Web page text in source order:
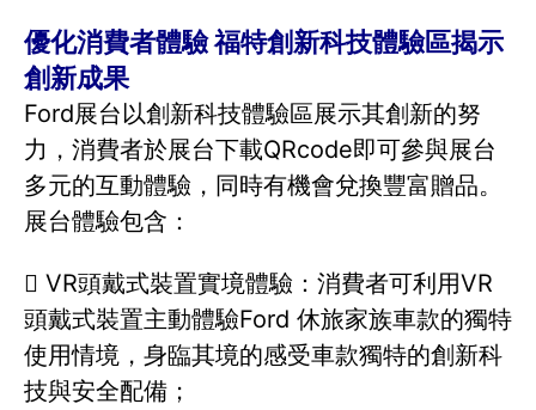
優化消費者體驗 福特創新科技體驗區揭示
創新成果
Ford展台以創新科技體驗區展示其創新的努
力，消費者於展台下載QRcode即可參與展台
多元的互動體驗，同時有機會兌換豐富贈品。
展台體驗包含：
 VR頭戴式裝置實境體驗：消費者可利用VR
頭戴式裝置主動體驗Ford 休旅家族車款的獨特
使用情境，身臨其境的感受車款獨特的創新科
技與安全配備；